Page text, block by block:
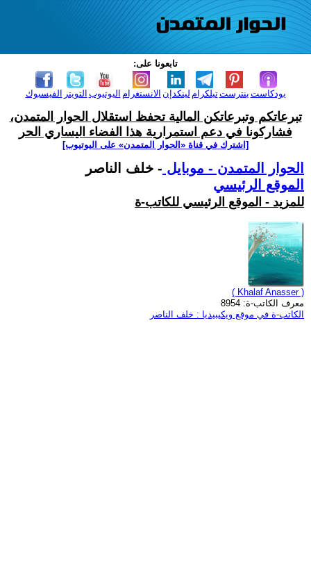
تابعونا على:
الفيسبوك التويتر اليوتيوب الانستغرام لينكدإن تيلكرامبنترست بودكاست
تبرعاتكم وتبرعاتكن المالية تحفظ استقلال الحوار المتمدن،
فشاركونا في دعم استمرارية هذا الفضاء اليساري الحر
[اشترك في قناة ‫«الحوار المتمدن» على اليوتيوب]
الحوار المتمدن - موبايل - خلف الناصر
الموقع الرئيسي
للمزيد - الموقع الرئيسي للكاتب-ة
( Khalaf Anasser )
معرف الكاتب-ة: 8954
الكاتب-ة في موقع ويكيبيديا : خلف الناصر